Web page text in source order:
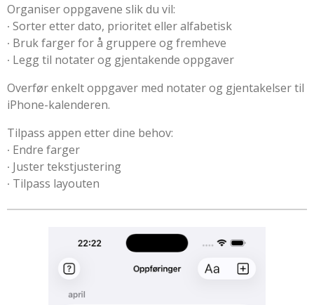
Organiser oppgavene slik du vil:
∙ Sorter etter dato, prioritet eller alfabetisk
∙ Bruk farger for å gruppere og fremheve
∙ Legg til notater og gjentakende oppgaver
Overfør enkelt oppgaver med notater og gjentakelser til
iPhone-kalenderen.
Tilpass appen etter dine behov:
∙ Endre farger
∙ Juster tekstjustering
∙ Tilpass layouten